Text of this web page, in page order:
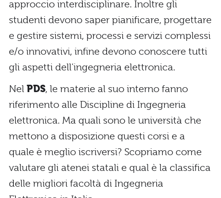
approccio interdisciplinare. Inoltre gli
studenti devono saper pianificare, progettare
e gestire sistemi, processi e servizi complessi
e/o innovativi, infine devono conoscere tutti
gli aspetti dell’ingegneria elettronica.
Nel PDS, le materie al suo interno fanno
riferimento alle Discipline di Ingegneria
elettronica. Ma quali sono le università che
mettono a disposizione questi corsi e a
quale è meglio iscriversi? Scopriamo come
valutare gli atenei statali e qual è la classifica
delle migliori facoltà di Ingegneria